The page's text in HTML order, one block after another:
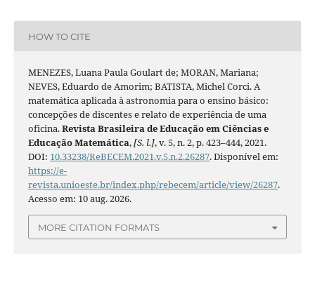
HOW TO CITE
MENEZES, Luana Paula Goulart de; MORAN, Mariana;
NEVES, Eduardo de Amorim; BATISTA, Michel Corci. A
matemática aplicada à astronomia para o ensino básico:
concepções de discentes e relato de experiência de uma
oficina.Revista Brasileira de Educação em Ciências e
Educação Matemática,[S. l.], v. 5, n. 2, p. 423–444, 2021.
DOI: 10.33238/ReBECEM.2021.v.5.n.2.26287. Disponível em:
https://e-
revista.unioeste.br/index.php/rebecem/article/view/26287.
Acesso em: 10 aug. 2026.
MORE CITATION FORMATS